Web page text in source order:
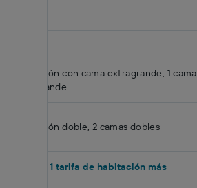
Habitación con cama extragrande, 1 cama
extragrande
Habitación doble, 2 camas dobles
Mostrar 1 tarifa de habitación más